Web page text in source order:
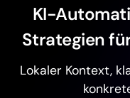
KI-
Strategien
Lokaler Kontext,